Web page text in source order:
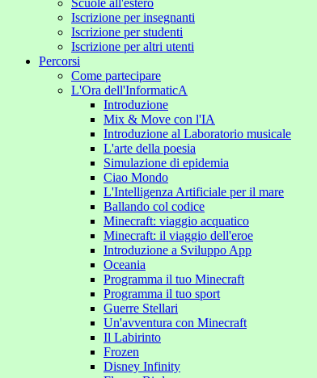
Scuole all'estero
Iscrizione per insegnanti
Iscrizione per studenti
Iscrizione per altri utenti
Percorsi
Come partecipare
L'Ora dell'InformaticA
Introduzione
Mix & Move con l'IA
Introduzione al Laboratorio musicale
L'arte della poesia
Simulazione di epidemia
Ciao Mondo
L'Intelligenza Artificiale per il mare
Ballando col codice
Minecraft: viaggio acquatico
Minecraft: il viaggio dell'eroe
Introduzione a Sviluppo App
Oceania
Programma il tuo Minecraft
Programma il tuo sport
Guerre Stellari
Un'avventura con Minecraft
Il Labirinto
Frozen
Disney Infinity